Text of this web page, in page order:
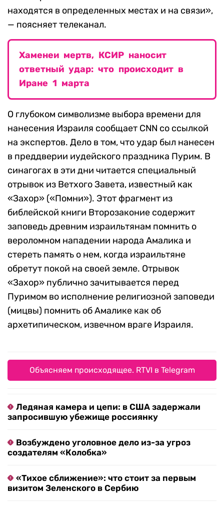
находятся в определенных местах и ​​на связи»,
— поясняет телеканал.
Хаменеи мертв, КСИР наносит
ответный удар: что происходит в
Иране 1 марта
О глубоком символизме выбора времени для
нанесения Израиля сообщает CNN со ссылкой
на экспертов. Дело в том, что удар был нанесен
в преддверии иудейского праздника Пурим. В
синагогах в эти дни читается специальный
отрывок из Ветхого Завета, известный как
«Захор» («Помни»). Этот фрагмент из
библейской книги Второзаконие содержит
заповедь древним израильтянам помнить о
вероломном нападении народа Амалика и
стереть память о нем, когда израильтяне
обретут покой на своей земле. Отрывок
«Захор» публично зачитывается перед
Пуримом во исполнение религиозной заповеди
(мицвы) помнить об Амалике как об
архетипическом, извечном враге Израиля.
Объясняем происходящее. RTVI в Telegram
Ледяная камера и цепи: в США задержали
запросившую убежище россиянку
Возбуждено уголовное дело из-за угроз
создателям «Колобка»
«Тихое сближение»: что стоит за первым
визитом Зеленского в Сербию